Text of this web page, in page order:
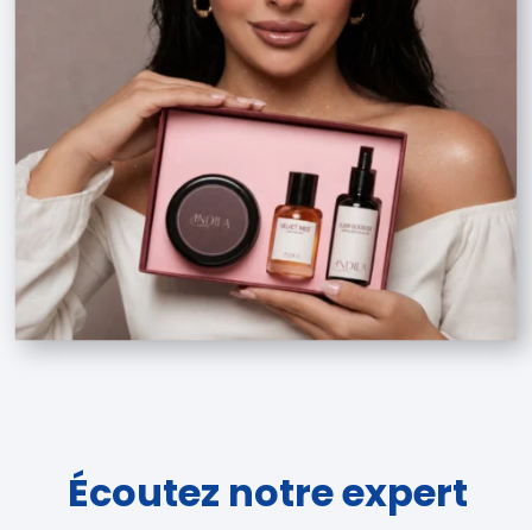
Écoutez notre expert